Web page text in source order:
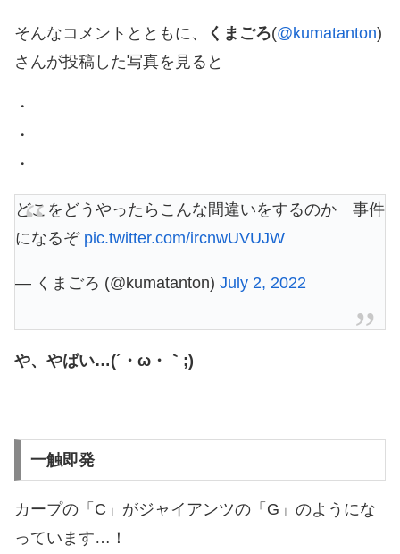
そんなコメントとともに、 くまごろ(@kumatanton)
さんが投稿した写真を見ると
・
・
・
どこをどうやったらこんな間違いをするのか 事件
になるぞ pic.twitter.com/ircnwUVUJW
— くまごろ (@kumatanton) July 2, 2022
や、やばい…(´・ω・｀;)
一触即発
カープの「C」がジャイアンツの「G」のようにな
っています…！